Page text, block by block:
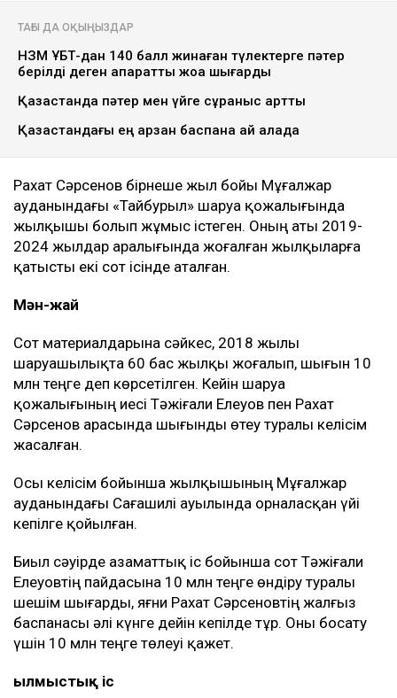
Ulysmedia коллажы
100 жылқыға қатысты даудан кейін сотталып, кейін
рақымшылыққа іліккен ақтөбелік жылқышы Рахат
баспананың кілті табысталды, деп
ТАҒЫ ДА ОҚЫҢЫЗДАР
НЗМ ҰБТ-дан 140 балл жинаған түлектерге пәтер
берілді деген ақпаратты жоққа шығарды
Қазақстанда пәтер мен үйге сұраныс артты
Қазақстандағы ең арзан баспана қай қалада
ауданындағы «Тайбурыл» шаруа қожалығында
жылқышы болып жұмыс істеген. Оның аты 2019-
2024 жылдар аралығында жоғалған жылқыларға
қатысты екі сот ісінде аталған.